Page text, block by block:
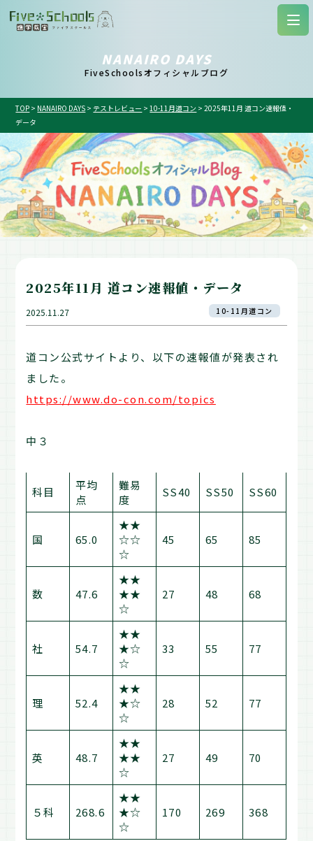
NANAIRO DAYS
FiveSchoolsオフィシャルブログ
TOP > NANAIRO DAYS > テストレビュー >10-11月道コン >2025年11月 道コン速報値・
データ
2025年11月 道コン速報値・データ
2025.11.27 10-11月道コン
道コン公式サイトより、以下の速報値が発表され
ました。
https://www.do-con.com/topics
中３
科目
平均
点
難易
度
SS40 SS50 SS60
国 65.0
★★
☆☆
☆
45 65 85
数 47.6
★★
★★
☆
27 48 68
社 54.7
★★
★☆
☆
33 55 77
理 52.4
★★
★☆
☆
28 52 77
英 48.7
★★
★★
☆
27 49 70
５科 268.6
★★
★☆
☆
170 269 368